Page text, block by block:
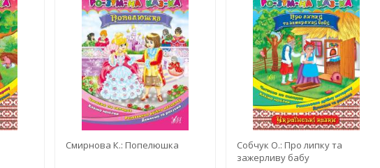
Смирнова К.: Попелюшка
Собчук О.: Про липку та
зажерливу бабу